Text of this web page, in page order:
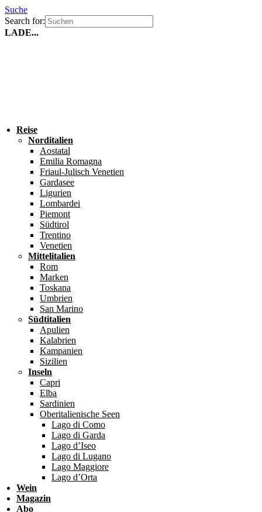
Suche
Search for:
LADE...
Reise
Norditalien
Aostatal
Emilia Romagna
Friaul-Julisch Venetien
Gardasee
Ligurien
Lombardei
Piemont
Südtirol
Trentino
Venetien
Mittelitalien
Rom
Marken
Toskana
Umbrien
San Marino
Südtitalien
Apulien
Kalabrien
Kampanien
Sizilien
Inseln
Capri
Elba
Sardinien
Oberitalienische Seen
Lago di Como
Lago di Garda
Lago d’Iseo
Lago di Lugano
Lago Maggiore
Lago d’Orta
Wein
Magazin
Abo